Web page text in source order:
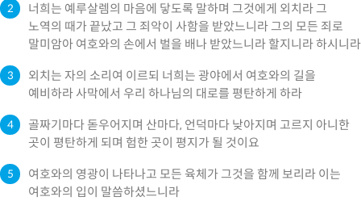
2
너희는 예루살렘의 마음에 닿도록 말하며 그것에게 외치라 그
노역의 때가 끝났고 그 죄악이 사함을 받았느니라 그의 모든 죄로
말미암아 여호와의 손에서 벌을 배나 받았느니라 할지니라 하시니라
3
외치는 자의 소리여 이르되 너희는 광야에서 여호와의 길을
예비하라 사막에서 우리 하나님의 대로를 평탄하게 하라
4
골짜기마다 돋우어지며 산마다, 언덕마다 낮아지며 고르지 아니한
곳이 평탄하게 되며 험한 곳이 평지가 될 것이요
5
여호와의 영광이 나타나고 모든 육체가 그것을 함께 보리라 이는
여호와의 입이 말씀하셨느니라